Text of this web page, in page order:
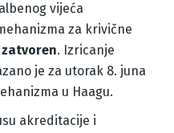
vijeća
za krivične
. Izricanje
je za utorak 8. juna
u Haagu.
akreditacije i